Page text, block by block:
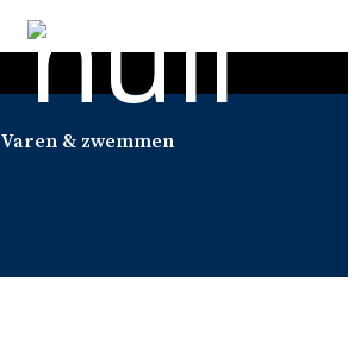
Varen & zwemmen